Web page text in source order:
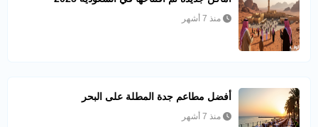
منذ 7 أشهر
أفضل مطاعم جدة المطلة على البحر
منذ 7 أشهر